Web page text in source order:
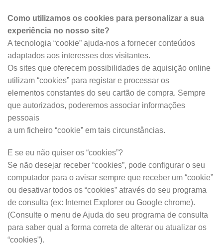
Como utilizamos os cookies para personalizar a sua
experiência no nosso site?
A tecnologia “cookie” ajuda-nos a fornecer conteúdos
adaptados aos interesses dos visitantes.
Os sites que oferecem possibilidades de aquisição online
utilizam “cookies” para registar e processar os
elementos constantes do seu cartão de compra. Sempre
que autorizados, poderemos associar informações
pessoais
a um ficheiro “cookie” em tais circunstâncias.
E se eu não quiser os “cookies”?
Se não desejar receber “cookies”, pode configurar o seu
computador para o avisar sempre que receber um “cookie”
ou desativar todos os “cookies” através do seu programa
de consulta (ex: Internet Explorer ou Google chrome).
(Consulte o menu de Ajuda do seu programa de consulta
para saber qual a forma correta de alterar ou atualizar os
“cookies”).